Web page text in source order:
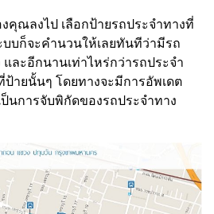
คุณลงไป เลือกป้ายรถประจำทางที่
บก็จะคำนวนให้เลยทันทีว่ามีรถ
และอีกนานเท่าไหร่กว่ารถประจำ
ายนั้นๆ โดยทางจะมีการอัพเดต
นการจับพิกัดของรถประจำทาง